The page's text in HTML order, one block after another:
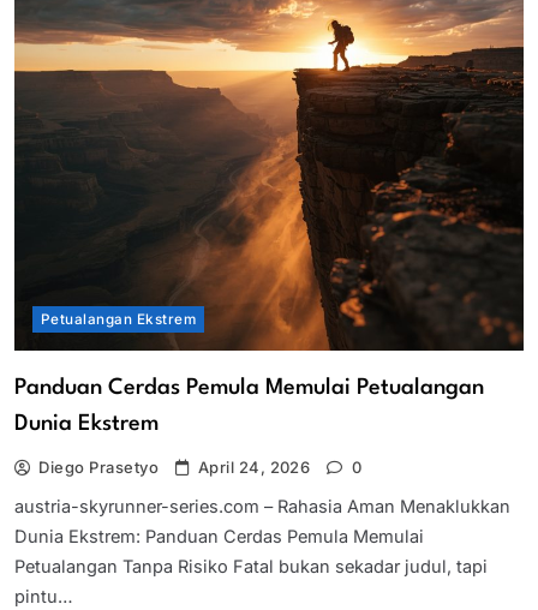
Petualangan Ekstrem
Panduan Cerdas Pemula Memulai Petualangan
Dunia Ekstrem
Diego Prasetyo April 24, 2026 0
austria-skyrunner-series.com – Rahasia Aman Menaklukkan
Dunia Ekstrem: Panduan Cerdas Pemula Memulai
Petualangan Tanpa Risiko Fatal bukan sekadar judul, tapi
pintu…